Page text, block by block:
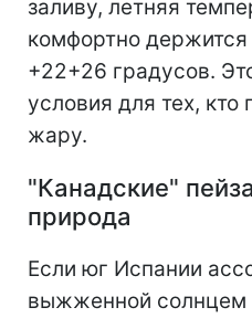
заливу, летняя
комфортно
+22+26 градусов.
условия для тех, кто
жару.
"Канадские"
природа
Если юг Испании
выжженной солнцем